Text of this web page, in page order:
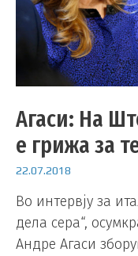
Агаси: На
е грижа за
22.07.2018
Во интервју за
дела сера“,
Андре Агаси